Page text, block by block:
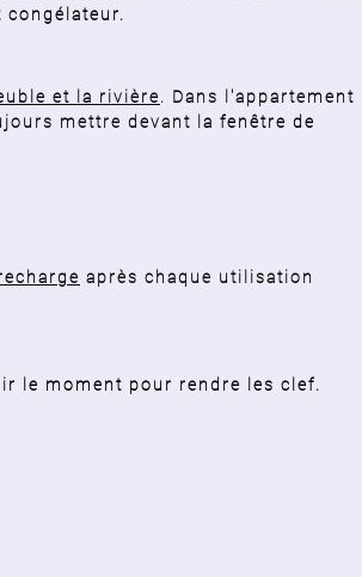
et la rivière. Dans l'appartement
mettre devant l a fenêtre de
après chaque utilisation
le moment pour rendre les clef.